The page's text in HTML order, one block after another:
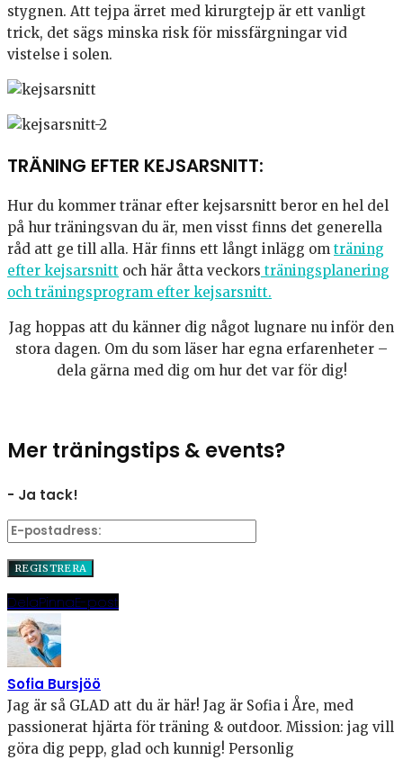
stygnen. Att tejpa ärret med kirurgtejp är ett vanligt
trick, det sägs minska risk för missfärgningar vid
vistelse i solen.
TRÄNING EFTER KEJSARSNITT:
Hur du kommer tränar efter kejsarsnitt beror en hel del
på hur träningsvan du är, men visst finns det generella
råd att ge till alla. Här finns ett långt inlägg om träning
efter kejsarsnitt och här åtta veckors träningsplanering
och träningsprogram efter kejsarsnitt.
Jag hoppas att du känner dig något lugnare nu inför den
stora dagen. Om du som läser har egna erfarenheter –
dela gärna med dig om hur det var för dig!
Mer träningstips & events?
- Ja tack!
DelaPinnaE-post
Sofia Bursjöö
Jag är så GLAD att du är här! Jag är Sofia i Åre, med
passionerat hjärta för träning & outdoor. Mission: jag vill
göra dig pepp, glad och kunnig! Personlig